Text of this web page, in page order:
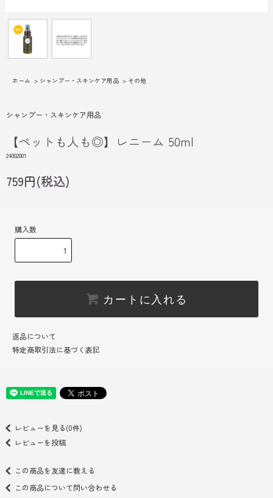
ホーム > シャンプー・スキンケア用品 > その他
シャンプー・スキンケア用品
【ペットも人も◎】レニーム 50ml
24002001
759円(税込)
購入数
カートに入れる
返品について
特定商取引法に基づく表記
レビューを見る(0件)
レビューを投稿
この商品を友達に教える
この商品について問い合わせる